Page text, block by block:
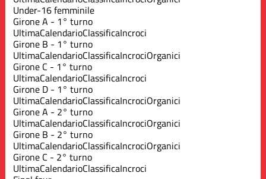
Under-16 femminile
Girone A - 1° turno
UltimaCalendarioClassificaIncroci
Girone B - 1° turno
UltimaCalendarioClassificaIncrociOrganici
Girone C - 1° turno
UltimaCalendarioClassificaIncroci
Girone D - 1° turno
UltimaCalendarioClassificaIncrociOrganici
Girone A - 2° turno
UltimaCalendarioClassificaIncrociOrganici
Girone B - 2° turno
UltimaCalendarioClassificaIncrociOrganici
Girone C - 2° turno
UltimaCalendarioClassificaIncroci